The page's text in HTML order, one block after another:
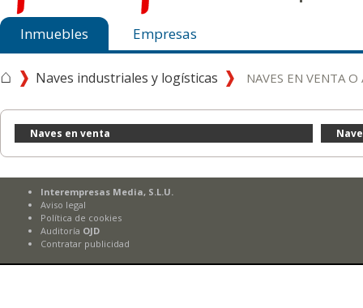
Inmuebles Empresas
⌂ Naves industriales y logísticas NAVES EN VENTA
Naves en venta
Interempresas Media, S.L.U.
Aviso legal
Política de cookies
Auditoría OJD
Contratar publicidad